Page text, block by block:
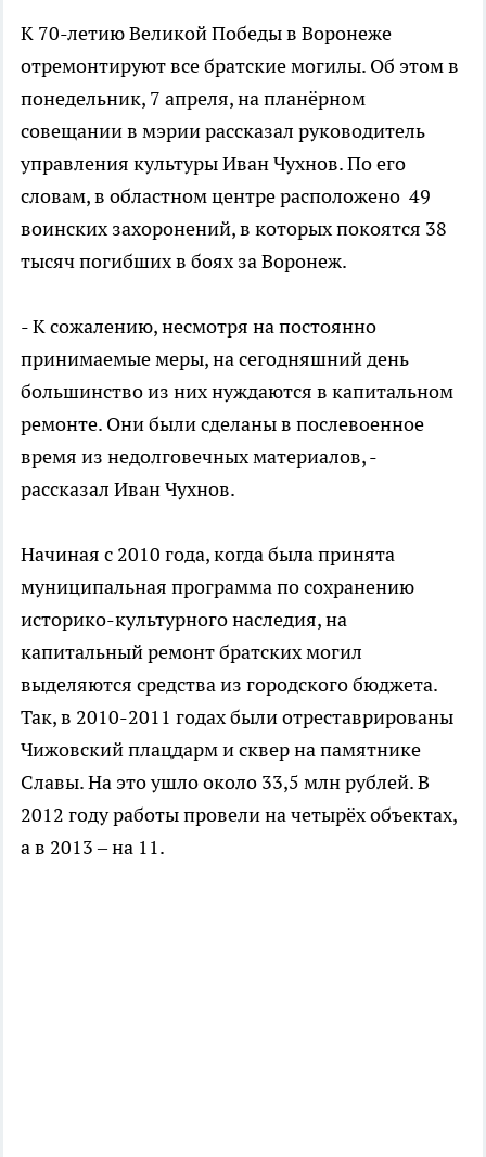
К 70-летию Великой Победы в Воронеже
отремонтируют все братские могилы. Об этом в
понедельник, 7 апреля, на планёрном
совещании в мэрии рассказал руководитель
управления культуры Иван Чухнов. По его
словам, в областном центре расположено 49
воинских захоронений, в которых покоятся 38
тысяч погибших в боях за Воронеж.
- К сожалению, несмотря на постоянно
принимаемые меры, на сегодняшний день
большинство из них нуждаются в капитальном
ремонте. Они были сделаны в послевоенное
время из недолговечных материалов, -
рассказал Иван Чухнов.
Начиная с 2010 года, когда была принята
муниципальная программа по сохранению
историко-культурного наследия, на
капитальный ремонт братских могил
выделяются средства из городского бюджета.
Так, в 2010-2011 годах были отреставрированы
Чижовский плацдарм и сквер на памятнике
Славы. На это ушло около 33,5 млн рублей. В
2012 году работы провели на четырёх объектах,
а в 2013 – на 11.